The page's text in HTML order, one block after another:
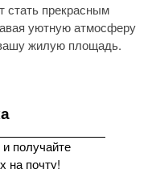
стать прекрасным
уютную атмосферу
жилую площадь.
получайте
на почту!